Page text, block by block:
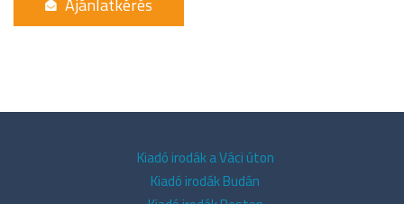
Kiadó irodák a Váci úton
Kiadó irodák Budán